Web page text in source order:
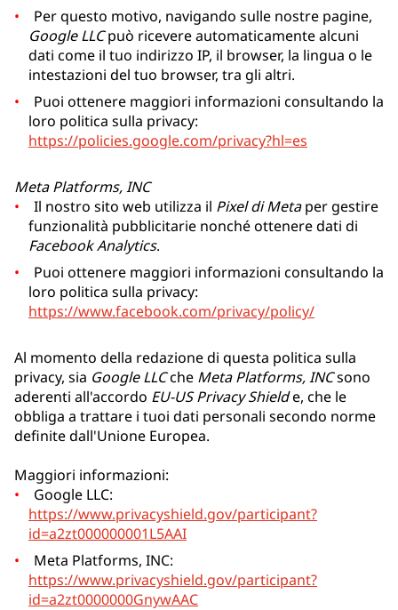
Per questo motivo, navigando sulle nostre pagine,
Google LLCpuò ricevere automaticamente alcuni
dati come il tuo indirizzo IP, il browser, la lingua o le
intestazioni del tuo browser, tra gli altri.
Puoi ottenere maggiori informazioni consultando la
loro politica sulla privacy:
https://policies.google.com/privacy?hl=es
Meta Platforms, INC
Il nostro sito web utilizza il Pixel di Metaper gestire
funzionalità pubblicitarie nonché ottenere dati di
Facebook Analytics.
Puoi ottenere maggiori informazioni consultando la
loro politica sulla privacy:
https://www.facebook.com/privacy/policy/
Al momento della redazione di questa politica sulla
privacy, sia Google LLCche Meta Platforms, INCsono
aderenti all'accordo EU-US Privacy Shielde, che le
obbliga a trattare i tuoi dati personali secondo norme
definite dall'Unione Europea.
Maggiori informazioni:
Google LLC:
https://www.privacyshield.gov/participant?
id=a2zt000000001L5AAI
Meta Platforms, INC:
https://www.privacyshield.gov/participant?
id=a2zt0000000GnywAAC